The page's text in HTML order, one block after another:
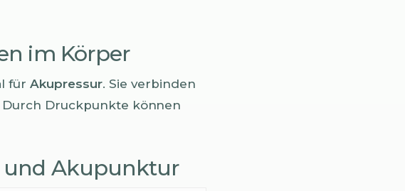
im Körper
für Akupressur. Sie verbinden
Druckpunkte können
und Akupunktur